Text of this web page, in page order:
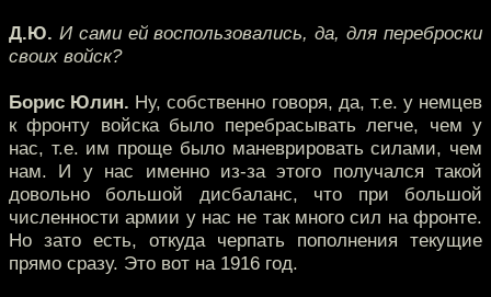
Д.Ю. И сами ей воспользовались, да, для переброски
своих войск?
Борис Юлин. Ну, собственно говоря, да, т.е. у немцев
к фронту войска было перебрасывать легче, чем у
нас, т.е. им проще было маневрировать силами, чем
нам. И у нас именно из-за этого получался такой
довольно большой дисбаланс, что при большой
численности армии у нас не так много сил на фронте.
Но зато есть, откуда черпать пополнения текущие
прямо сразу. Это вот на 1916 год.